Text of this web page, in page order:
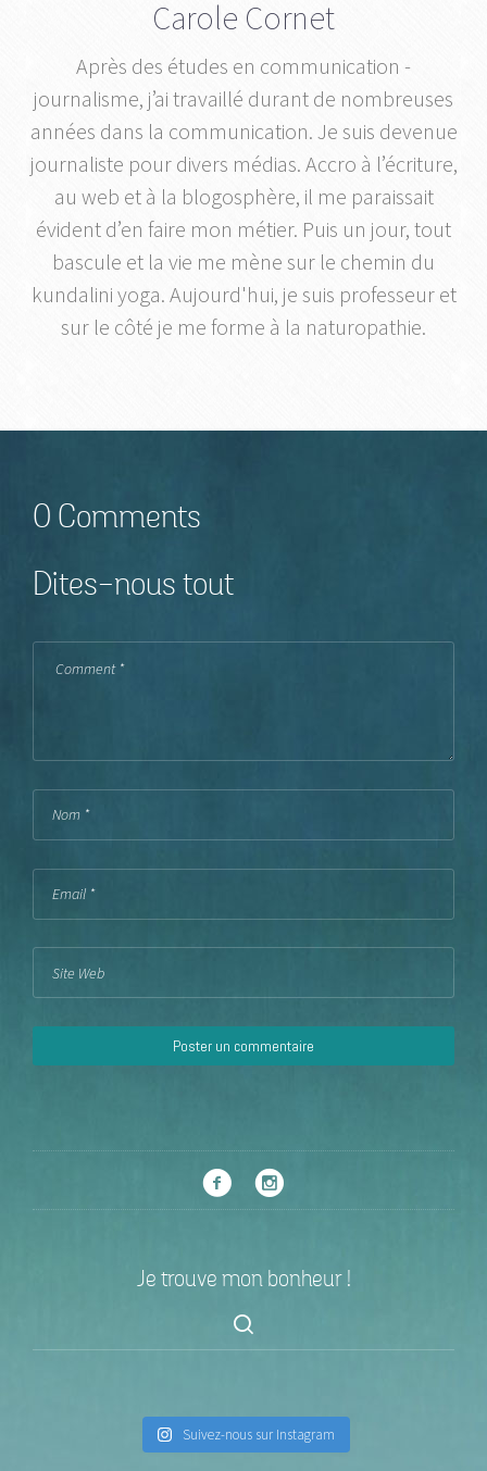
Carole Cornet
Après des études en communication -
journalisme, j’ai travaillé durant de nombreuses
années dans la communication. Je suis devenue
journaliste pour divers médias. Accro à l’écriture,
au web et à la blogosphère, il me paraissait
évident d’en faire mon métier. Puis un jour, tout
bascule et la vie me mène sur le chemin du
kundalini yoga. Aujourd'hui, je suis professeur et
sur le côté je me forme à la naturopathie.
0 Comments
Dites-nous tout
Je trouve mon bonheur !
Suivez-nous sur Instagram